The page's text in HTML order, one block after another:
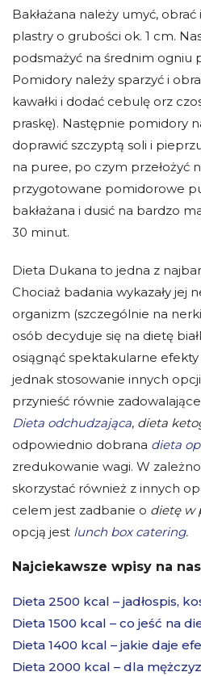
Bakłażana należy umyć, obrać
plastry o grubości ok. 1 cm.
podsmażyć na średnim ogniu
Pomidory należy sparzyć i
kawałki i dodać cebulę orz
praskę). Następnie pomidory
doprawić szczyptą soli i
na puree, po czym przełożyć
przygotowane pomidorowe
bakłażana i dusić na bardzo
30 minut.
Dieta Dukana to jedna z
Chociaż badania wykazały jej
organizm (szczególnie na
osób decyduje się na dietę
osiągnąć spektakularne
jednak stosowanie innych
przynieść równie
Dieta odchudzająca, dieta
odpowiednio dobrana dieta
zredukowanie wagi. W
skorzystać również z innych
celem jest zadbanie o dietę w
opcją jest lunch box catering.
Najciekawsze wpisy na
Dieta 2500 kcal – jadłospis,
Dieta 1500 kcal – co jeść na
Dieta 1400 kcal – jakie daje
Dieta 2000 kcal – dla